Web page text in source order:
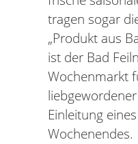
tragen sogar
„Produkt aus
ist der Bad
Wochenmarkt
Einleitung
Wochenendes.